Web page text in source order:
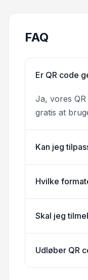
FAQ
Er QR code
Ja, vores
gratis at
Kan jeg
Hvilke
Skal jeg
Udløber QR